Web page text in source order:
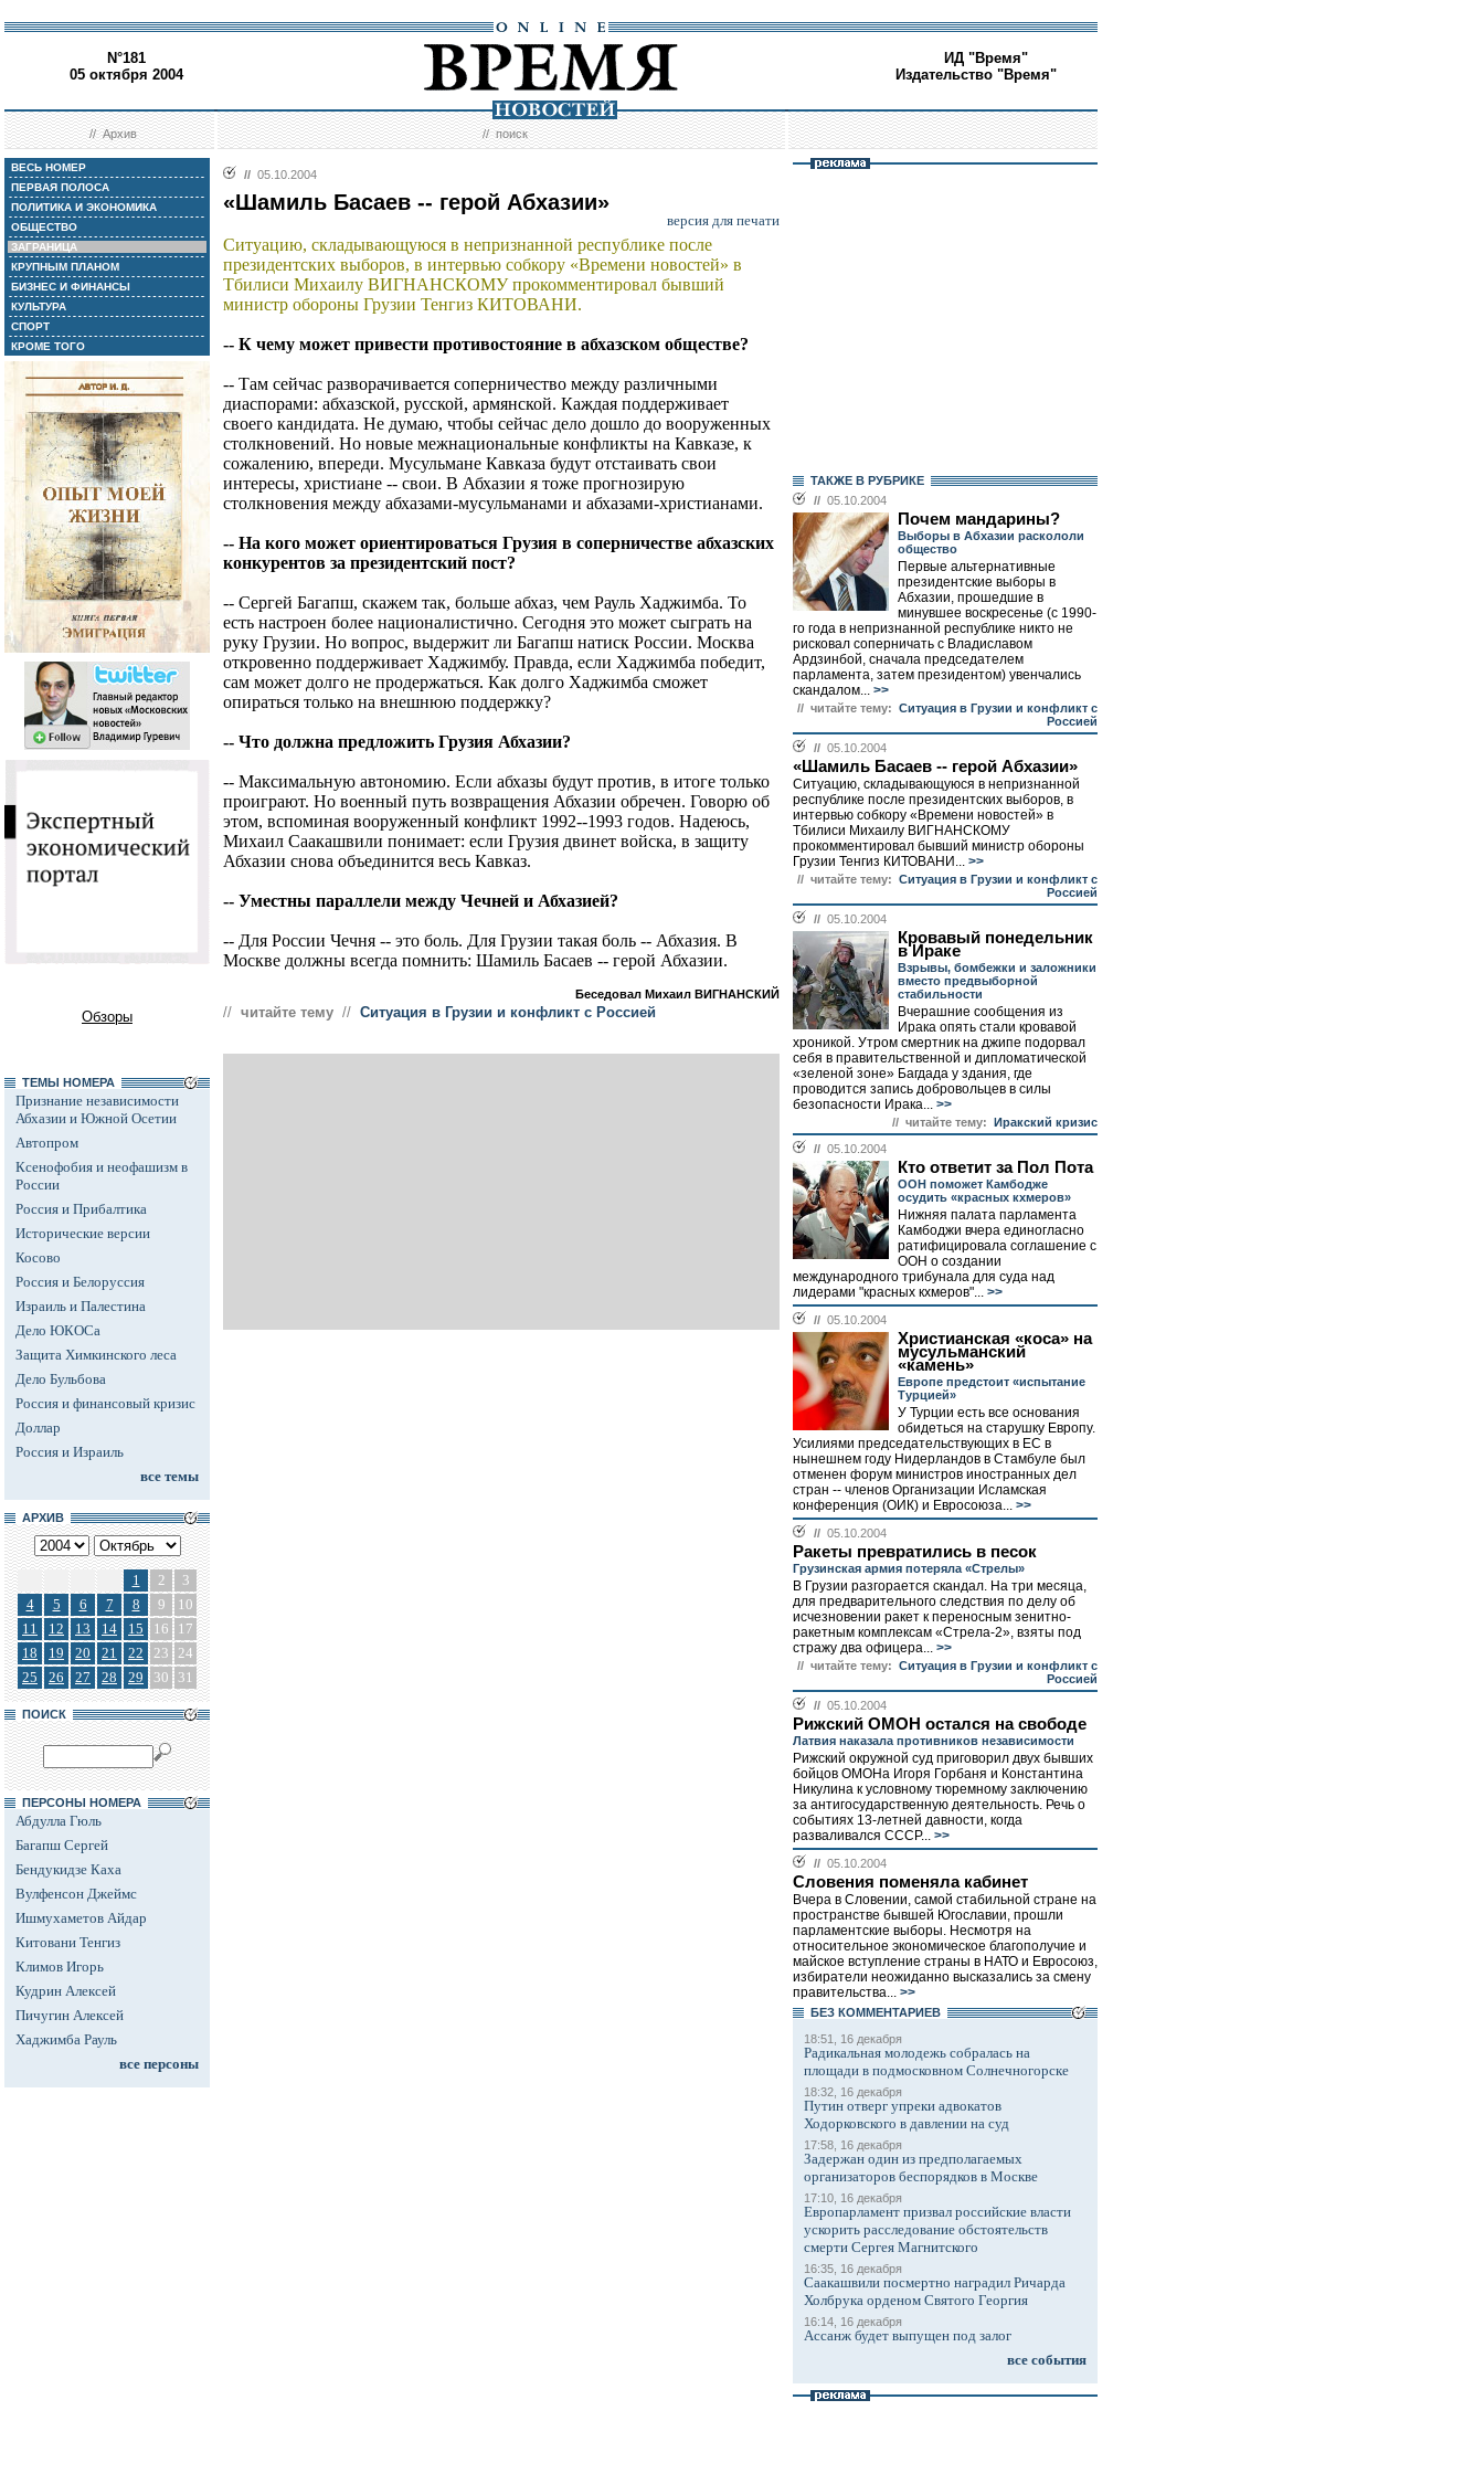
N°181
05 октября 2004
ИД "Время"
Издательство "Время"
//Архив //поиск
ВЕСЬ НОМЕР
ПЕРВАЯ ПОЛОСА
ПОЛИТИКА И ЭКОНОМИКА
ОБЩЕСТВО
ЗАГРАНИЦА
КРУПНЫМ ПЛАНОМ
БИЗНЕС И ФИНАНСЫ
КУЛЬТУРА
СПОРТ
КРОМЕ ТОГО
Обзоры
ТЕМЫ НОМЕРА
Признание независимости
Абхазии и Южной Осетии
Автопром
Ксенофобия и неофашизм в
России
Россия и Прибалтика
Исторические версии
Косово
Россия и Белоруссия
Израиль и Палестина
Дело ЮКОСа
Защита Химкинского леса
Дело Бульбова
Россия и финансовый кризис
Доллар
Россия и Израиль
все темы
АРХИВ
1 2
3
4
5 6 7 8 9
10
11
12 13 14 15 16
17
18
19 20 21 22 23 24
25
26 27 28 29 30 31
ПОИСК
ПЕРСОНЫ НОМЕРА
Абдулла Гюль
Багапш Сергей
Бендукидзе Каха
Вулфенсон Джеймс
Ишмухаметов Айдар
Китовани Тенгиз
Климов Игорь
Кудрин Алексей
Пичугин Алексей
Хаджимба Рауль
все персоны
// 05.10.2004
«Шамиль Басаев -- герой Абхазии»
версия для печати
Ситуацию, складывающуюся в непризнанной республике после
президентских выборов, в интервью собкору «Времени новостей» в
Тбилиси Михаилу ВИГНАНСКОМУ прокомментировал бывший
министр обороны Грузии Тенгиз КИТОВАНИ.
-- К чему может привести противостояние в абхазском обществе?
-- Там сейчас разворачивается соперничество между различными
диаспорами: абхазской, русской, армянской. Каждая поддерживает
своего кандидата. Не думаю, чтобы сейчас дело дошло до вооруженных
столкновений. Но новые межнациональные конфликты на Кавказе, к
сожалению, впереди. Мусульмане Кавказа будут отстаивать свои
интересы, христиане -- свои. В Абхазии я тоже прогнозирую
столкновения между абхазами-мусульманами и абхазами-христианами.
-- На кого может ориентироваться Грузия в соперничестве абхазских
конкурентов за президентский пост?
-- Сергей Багапш, скажем так, больше абхаз, чем Рауль Хаджимба. То
есть настроен более националистично. Сегодня это может сыграть на
руку Грузии. Но вопрос, выдержит ли Багапш натиск России. Москва
откровенно поддерживает Хаджимбу. Правда, если Хаджимба победит,
сам может долго не продержаться. Как долго Хаджимба сможет
опираться только на внешнюю поддержку?
-- Что должна предложить Грузия Абхазии?
-- Максимальную автономию. Если абхазы будут против, в итоге только
проиграют. Но военный путь возвращения Абхазии обречен. Говорю об
этом, вспоминая вооруженный конфликт 1992--1993 годов. Надеюсь,
Михаил Саакашвили понимает: если Грузия двинет войска, в защиту
Абхазии снова объединится весь Кавказ.
-- Уместны параллели между Чечней и Абхазией?
-- Для России Чечня -- это боль. Для Грузии такая боль -- Абхазия. В
Москве должны всегда помнить: Шамиль Басаев -- герой Абхазии.
Беседовал Михаил ВИГНАНСКИЙ
// читайте тему // Ситуация в Грузии и конфликт с Россией
ТАКЖЕ В РУБРИКЕ
// 05.10.2004
Почем мандарины?
Выборы в Абхазии раскололи
общество
Первые альтернативные
президентские выборы в
Абхазии, прошедшие в
минувшее воскресенье (с 1990-
го года в непризнанной республике никто не
рисковал соперничать с Владиславом
Ардзинбой, сначала председателем
парламента, затем президентом) увенчались
скандалом... >>
// читайте тему: Ситуация в Грузии и конфликт с
Россией
// 05.10.2004
«Шамиль Басаев -- герой Абхазии»
Ситуацию, складывающуюся в непризнанной
республике после президентских выборов, в
интервью собкору «Времени новостей» в
Тбилиси Михаилу ВИГНАНСКОМУ
прокомментировал бывший министр обороны
Грузии Тенгиз КИТОВАНИ... >>
// читайте тему: Ситуация в Грузии и конфликт с
Россией
// 05.10.2004
Кровавый понедельник
в Ираке
Взрывы, бомбежки и заложники
вместо предвыборной
стабильности
Вчерашние сообщения из
Ирака опять стали кровавой
хроникой. Утром смертник на джипе подорвал
себя в правительственной и дипломатической
«зеленой зоне» Багдада у здания, где
проводится запись добровольцев в силы
безопасности Ирака... >>
// читайте тему: Иракский кризис
// 05.10.2004
Кто ответит за Пол Пота
ООН поможет Камбодже
осудить «красных кхмеров»
Нижняя палата парламента
Камбоджи вчера единогласно
ратифицировала соглашение с
ООН о создании
международного трибунала для суда над
лидерами "красных кхмеров"... >>
// 05.10.2004
Христианская «коса» на
мусульманский
«камень»
Европе предстоит «испытание
Турцией»
У Турции есть все основания
обидеться на старушку Европу.
Усилиями председательствующих в ЕС в
нынешнем году Нидерландов в Стамбуле был
отменен форум министров иностранных дел
стран -- членов Организации Исламская
конференция (ОИК) и Евросоюза... >>
// 05.10.2004
Ракеты превратились в песок
Грузинская армия потеряла «Стрелы»
В Грузии разгорается скандал. На три месяца,
для предварительного следствия по делу об
исчезновении ракет к переносным зенитно-
ракетным комплексам «Стрела-2», взяты под
стражу два офицера... >>
// читайте тему: Ситуация в Грузии и конфликт с
Россией
// 05.10.2004
Рижский ОМОН остался на свободе
Латвия наказала противников независимости
Рижский окружной суд приговорил двух бывших
бойцов ОМОНа Игоря Горбаня и Константина
Никулина к условному тюремному заключению
за антигосударственную деятельность. Речь о
событиях 13-летней давности, когда
разваливался СССР... >>
// 05.10.2004
Словения поменяла кабинет
Вчера в Словении, самой стабильной стране на
пространстве бывшей Югославии, прошли
парламентские выборы. Несмотря на
относительное экономическое благополучие и
майское вступление страны в НАТО и Евросоюз,
избиратели неожиданно высказались за смену
правительства... >>
БЕЗ КОМMЕНТАРИЕВ
18:51, 16 декабря
Радикальная молодежь собралась на
площади в подмосковном Солнечногорске
18:32, 16 декабря
Путин отверг упреки адвокатов
Ходорковского в давлении на суд
17:58, 16 декабря
Задержан один из предполагаемых
организаторов беспорядков в Москве
17:10, 16 декабря
Европарламент призвал российские власти
ускорить расследование обстоятельств
смерти Сергея Магнитского
16:35, 16 декабря
Саакашвили посмертно наградил Ричарда
Холбрука орденом Святого Георгия
16:14, 16 декабря
Ассанж будет выпущен под залог
все события